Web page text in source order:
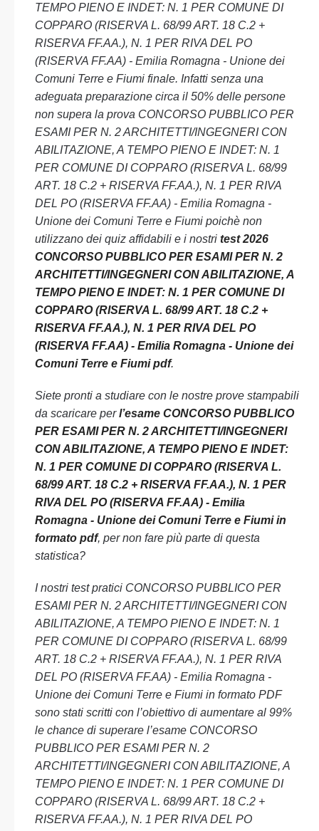
TEMPO PIENO E INDET: N. 1 PER COMUNE DI
COPPARO (RISERVA L. 68/99 ART. 18 C.2 +
RISERVA FF.AA.), N. 1 PER RIVA DEL PO
(RISERVA FF.AA) - Emilia Romagna - Unione dei
Comuni Terre e Fiumi finale. Infatti senza una
adeguata preparazione circa il 50% delle persone
non supera la prova CONCORSO PUBBLICO PER
ESAMI PER N. 2 ARCHITETTI/INGEGNERI CON
ABILITAZIONE, A TEMPO PIENO E INDET: N. 1
PER COMUNE DI COPPARO (RISERVA L. 68/99
ART. 18 C.2 + RISERVA FF.AA.), N. 1 PER RIVA
DEL PO (RISERVA FF.AA) - Emilia Romagna -
Unione dei Comuni Terre e Fiumi poichè non
utilizzano dei quiz affidabili e i nostri test 2026
CONCORSO PUBBLICO PER ESAMI PER N. 2
ARCHITETTI/INGEGNERI CON ABILITAZIONE, A
TEMPO PIENO E INDET: N. 1 PER COMUNE DI
COPPARO (RISERVA L. 68/99 ART. 18 C.2 +
RISERVA FF.AA.), N. 1 PER RIVA DEL PO
(RISERVA FF.AA) - Emilia Romagna - Unione dei
Comuni Terre e Fiumi pdf.
Siete pronti a studiare con le nostre prove stampabili
da scaricare perl’esame CONCORSO PUBBLICO
PER ESAMI PER N. 2 ARCHITETTI/INGEGNERI
CON ABILITAZIONE, A TEMPO PIENO E INDET:
N. 1 PER COMUNE DI COPPARO (RISERVA L.
68/99 ART. 18 C.2 + RISERVA FF.AA.), N. 1 PER
RIVA DEL PO (RISERVA FF.AA) - Emilia
Romagna - Unione dei Comuni Terre e Fiumi in
formato pdf, per non fare più parte di questa
statistica?
I nostri test pratici CONCORSO PUBBLICO PER
ESAMI PER N. 2 ARCHITETTI/INGEGNERI CON
ABILITAZIONE, A TEMPO PIENO E INDET: N. 1
PER COMUNE DI COPPARO (RISERVA L. 68/99
ART. 18 C.2 + RISERVA FF.AA.), N. 1 PER RIVA
DEL PO (RISERVA FF.AA) - Emilia Romagna -
Unione dei Comuni Terre e Fiumi in formato PDF
sono stati scritti con l’obiettivo di aumentare al 99%
le chance di superare l’esame CONCORSO
PUBBLICO PER ESAMI PER N. 2
ARCHITETTI/INGEGNERI CON ABILITAZIONE, A
TEMPO PIENO E INDET: N. 1 PER COMUNE DI
COPPARO (RISERVA L. 68/99 ART. 18 C.2 +
RISERVA FF.AA.), N. 1 PER RIVA DEL PO